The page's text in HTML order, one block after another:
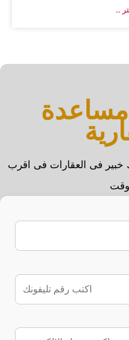
..
خبير فى العقارات فى اقرب
وقت